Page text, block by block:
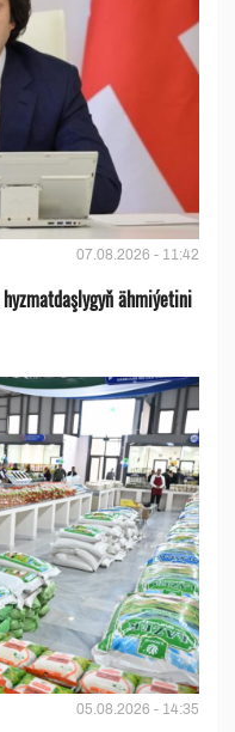
07.08.2026 - 11:42
ähmiýetini
05.08.2026 - 14:35